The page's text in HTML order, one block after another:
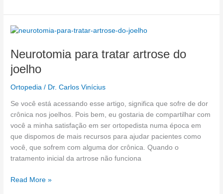
Neurotomia para tratar artrose do
joelho
Ortopedia / Dr. Carlos Vinícius
Se você está acessando esse artigo, significa que sofre de dor
crônica nos joelhos. Pois bem, eu gostaria de compartilhar com
você a minha satisfação em ser ortopedista numa época em
que dispomos de mais recursos para ajudar pacientes como
você, que sofrem com alguma dor crônica. Quando o
tratamento inicial da artrose não funciona
Neurotomia
tratar
do
joelho
Read More »